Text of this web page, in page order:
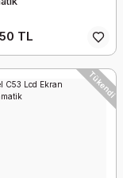
TL
Tükendi